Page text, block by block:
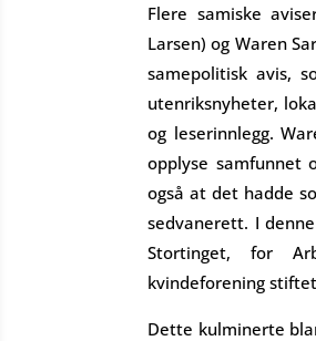
Flere samiske
Larsen) og Waren
samepolitisk avis,
utenriksnyheter,
og leserinnlegg.
opplyse samfunnet
også at det hadde
sedvanerett. I
Stortinget, for
kvindeforening
Dette kulminerte